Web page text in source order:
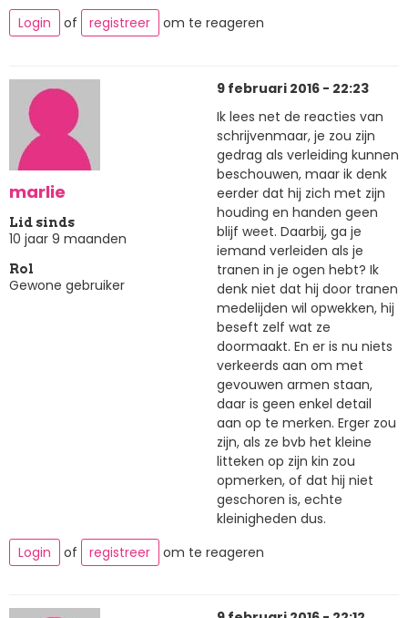
Login
of registreer om te reageren
marlie
Lid sinds
10 jaar 9 maanden
Rol
Gewone gebruiker
9 februari 2016 - 22:23
Ik lees net de reacties van
schrijvenmaar, je zou zijn
gedrag als verleiding kunnen
beschouwen, maar ik denk
eerder dat hij zich met zijn
houding en handen geen
blijf weet. Daarbij, ga je
iemand verleiden als je
tranen in je ogen hebt? Ik
denk niet dat hij door tranen
medelijden wil opwekken, hij
beseft zelf wat ze
doormaakt. En er is nu niets
verkeerds aan om met
gevouwen armen staan,
daar is geen enkel detail
aan op te merken. Erger zou
zijn, als ze bvb het kleine
litteken op zijn kin zou
opmerken, of dat hij niet
geschoren is, echte
kleinigheden dus.
Login
of registreer om te reageren